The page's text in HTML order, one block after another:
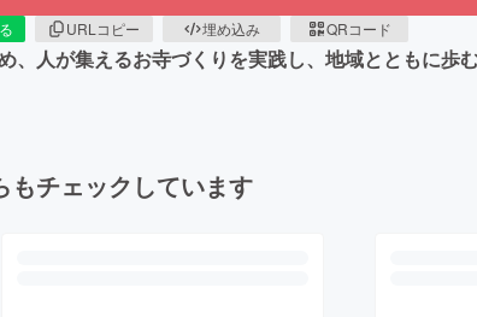
URLコピー 埋め込み QRコード
、人が集えるお寺づくりを実践し、地域とともに
もチェックしています